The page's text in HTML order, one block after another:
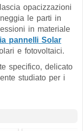
opacizzazioni
le parti in
in materiale
pannelli Solar
e fotovoltaici.
specifico, delicato
studiato per i